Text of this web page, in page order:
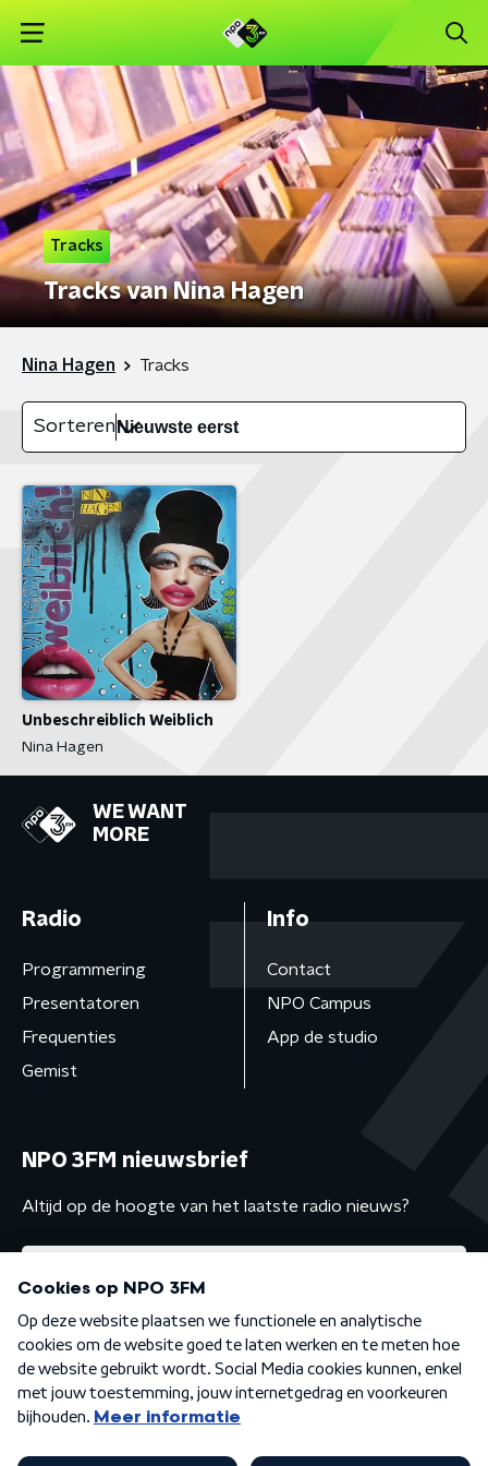
Tracks
Tracks van Nina Hagen
Nina Hagen Tracks
Sorteren
Unbeschreiblich Weiblich
Nina Hagen
WE WANT
MORE
Radio
Programmering
Presentatoren
Frequenties
Gemist
Info
Contact
NPO Campus
App de studio
NPO 3FM nieuwsbrief
Altijd op de hoogte van het laatste radio nieuws?
Algemene voorwaarden Privacybeleid